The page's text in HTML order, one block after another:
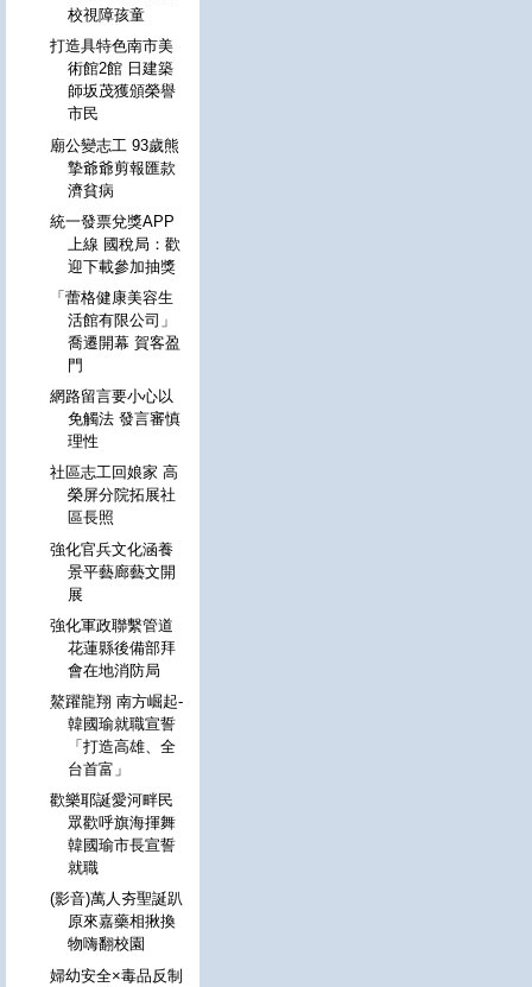
校視障孩童
打造具特色南市美
術館2館 日建築
師坂茂獲頒榮譽
市民
廟公變志工 93歲熊
摯爺爺剪報匯款
濟貧病
統一發票兌獎APP
上線 國稅局：歡
迎下載參加抽獎
「蕾格健康美容生
活館有限公司」
喬遷開幕 賀客盈
門
網路留言要小心以
免觸法 發言審慎
理性
社區志工回娘家 高
榮屏分院拓展社
區長照
強化官兵文化涵養
景平藝廊藝文開
展
強化軍政聯繫管道
花蓮縣後備部拜
會在地消防局
鰲躍龍翔 南方崛起-
韓國瑜就職宣誓
「打造高雄、全
台首富」
歡樂耶誕愛河畔民
眾歡呼旗海揮舞
韓國瑜市長宣誓
就職
(影音)萬人夯聖誕趴
原來嘉藥相揪換
物嗨翻校園
婦幼安全×毒品反制